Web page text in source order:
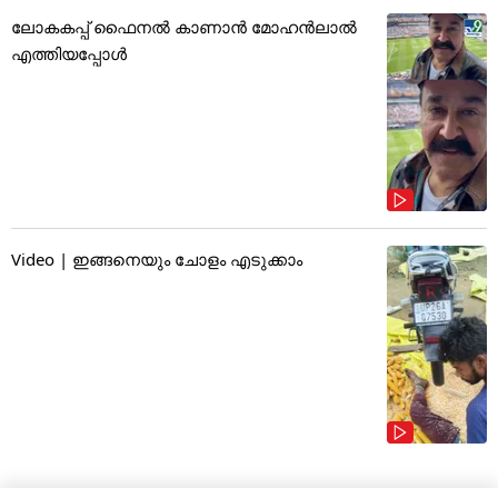
ലോകകപ്പ് ഫൈനൽ കാണാൻ മോഹൻലാൽ
എത്തിയപ്പോൾ
Video | ഇങ്ങനെയും ചോളം എടുക്കാം